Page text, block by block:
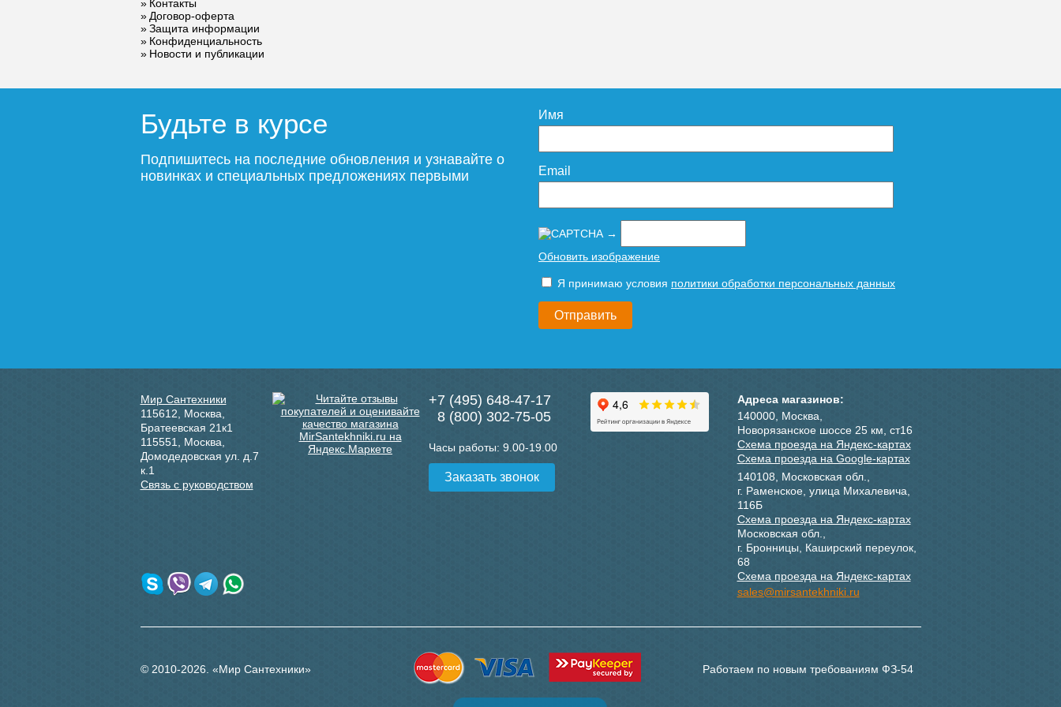
Подробнее
Контакты
Договор-оферта
Защита информации
Конфиденциальность
Новости и публикации
Будьте в курсе
Подпишитесь на последние обновления и узнавайте о
новинках и специальных предложениях первыми
Имя
Email
→
Обновить изображение
Я принимаю условия политики обработки персональных данных
Мир Сантехники
115612, Москва,
Братеевская 21к1
115551, Москва,
Домодедовская ул. д.7
к.1
Связь с руководством
+7 (495) 648-47-17
8 (800) 302-75-05
Часы работы: 9.00-19.00
Заказать звонок
Адреса магазинов:
140000, Москва,
Новорязанское шоссе 25 км, ст16
Схема проезда на Яндекс-картах
Схема проезда на Google-картах
140108, Московская обл.,
г. Раменское, улица Михалевича,
116Б
Схема проезда на Яндекс-картах
Московская обл.,
г. Бронницы, Каширский переулок,
68
Схема проезда на Яндекс-картах
sales@mirsantekhniki.ru
© 2010-2026. «Мир Сантехники» Работаем по новым требованиям ФЗ-54